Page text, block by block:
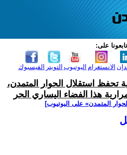
تابعونا على:
الفيسبوك التويتر اليوتيوب الانستغرام
تحفظ استقلال الحوار المتمدن،
هذا الفضاء اليساري الحر
المتمدن» على اليوتيوب]